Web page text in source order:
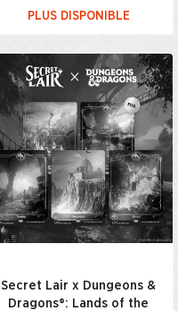
PLUS DISPONIBLE
Secret Lair x Dungeons &
Dragons®: Lands of the